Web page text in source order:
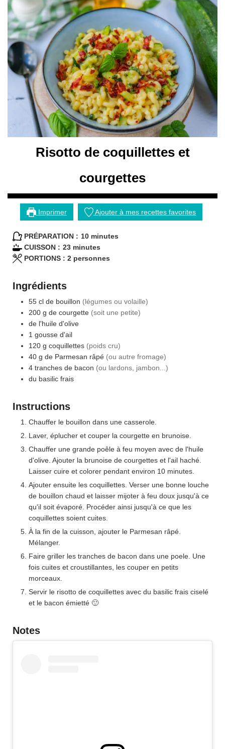
Risotto de coquillettes et
courgettes
Imprimer Ajouter à mes recettes favorites
PRÉPARATION : 10minutes
minutes
CUISSON : 23minutes
minutes
PORTIONS : 2 personnes
Ingrédients
55 cl de bouillon (légumes ou volaille)
200 g de courgette (soit une petite)
de l'huile d'olive
1 gousse d'ail
120 g coquillettes (poids cru)
40 g de Parmesan râpé (ou autre fromage)
4 tranches de bacon (ou lardons, jambon...)
du basilic frais
Instructions
Chauffer le bouillon dans une casserole.
Laver, éplucher et couper la courgette en brunoise.
Chauffer une grande poêle à feu moyen avec de l'huile
d'olive. Ajouter la brunoise de courgettes et l'ail haché.
Laisser cuire et colorer pendant environ 10 minutes.
Ajouter ensuite les coquillettes. Verser une bonne louche
de bouillon chaud et laisser mijoter à feu doux jusqu'à ce
qu'il soit évaporé. Procéder ainsi jusqu'à ce que les
coquillettes soient cuites.
À la fin de la cuisson, ajouter le Parmesan râpé.
Mélanger.
Faire griller les tranches de bacon dans une poele. Une
fois cuites et croustillantes, les couper en petits
morceaux.
Servir le risotto de coquillettes avec du basilic frais ciselé
et le bacon émietté 🙂
Notes